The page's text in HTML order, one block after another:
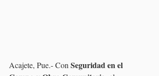
Acajete, Pue.- Con Seguridad en el